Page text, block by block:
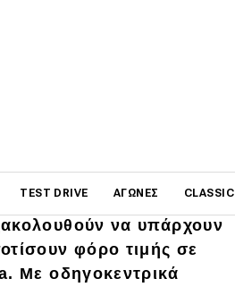
TEST DRIVE ΑΓΏΝΕΣ CLASSIC
και τον
να υπάρχουν
φόρο τιμής σε
Με οδηγοκεντρικά